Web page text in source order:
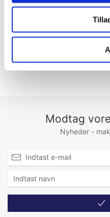
levering
logge ind!
Modtag
Nyheder -